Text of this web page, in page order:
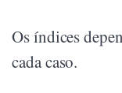
Os índices
cada caso.